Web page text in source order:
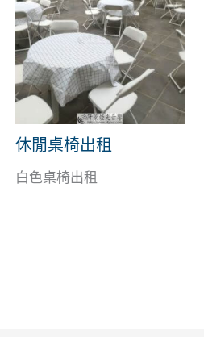
休閒桌椅出租
白色桌椅出租